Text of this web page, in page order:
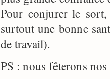
Pour conjurer le sort,
surtout une bonne
de travail).
PS : nous fêterons